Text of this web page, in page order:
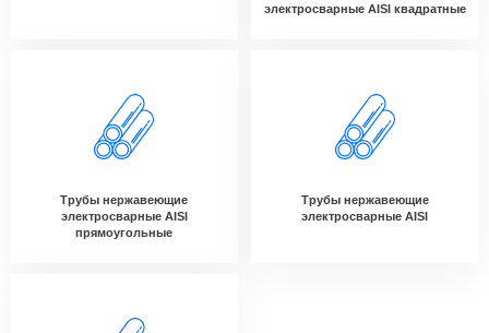
электросварные AISI квадратные
Трубы нержавеющие
электросварные AISI
прямоугольные
Трубы нержавеющие
электросварные AISI